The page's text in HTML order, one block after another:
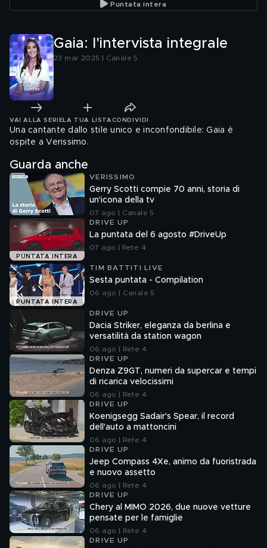
Puntata intera
Gaia: l'intervista integrale
23 mar 2025 | Canale 5
VAI ALLA SERIE LA TUA LISTA CONDIVIDI
Una cantante dallo stile unico e inconfondibile: Gaia è
ospite a Verissimo.
Guarda anche
VERISSIMO
Gerry Scotti compie 70 anni, storia di
un'icona della tv
07 ago | Canale 5
PUNTATA INTERA
DRIVE UP
La puntata del 6 agosto #DriveUp
07 ago | Rete 4
PUNTATA INTERA
TIM BATTITI LIVE
Sesta puntata - Compilation
06 ago | Canale 5
DRIVE UP
Dacia Striker, eleganza da berlina e
versatilità da station wagon
06 ago | Rete 4
DRIVE UP
Denza Z9GT, numeri da supercar e tempi
di ricarica velocissimi
06 ago | Rete 4
DRIVE UP
Koenigsegg Sadair's Spear, il record
dell'auto a mattoncini
06 ago | Rete 4
DRIVE UP
Jeep Compass 4Xe, animo da fuoristrada
e nuovo assetto
06 ago | Rete 4
DRIVE UP
Chery al MIMO 2026, due nuove vetture
pensate per le famiglie
06 ago | Rete 4
DRIVE UP